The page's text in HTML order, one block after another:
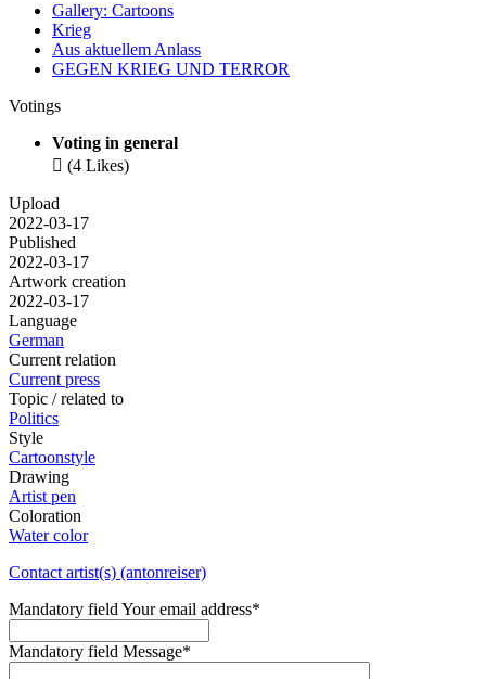
Gallery: Cartoons
Krieg
Aus aktuellem Anlass
GEGEN KRIEG UND TERROR
Votings
Voting in general
 (4 Likes)
Upload
2022-03-17
Published
2022-03-17
Artwork creation
2022-03-17
Language
German
Current relation
Current press
Topic / related to
Politics
Style
Cartoonstyle
Drawing
Artist pen
Coloration
Water color
Contact artist(s) (antonreiser)
Mandatory field Your email address*
Mandatory field Message*